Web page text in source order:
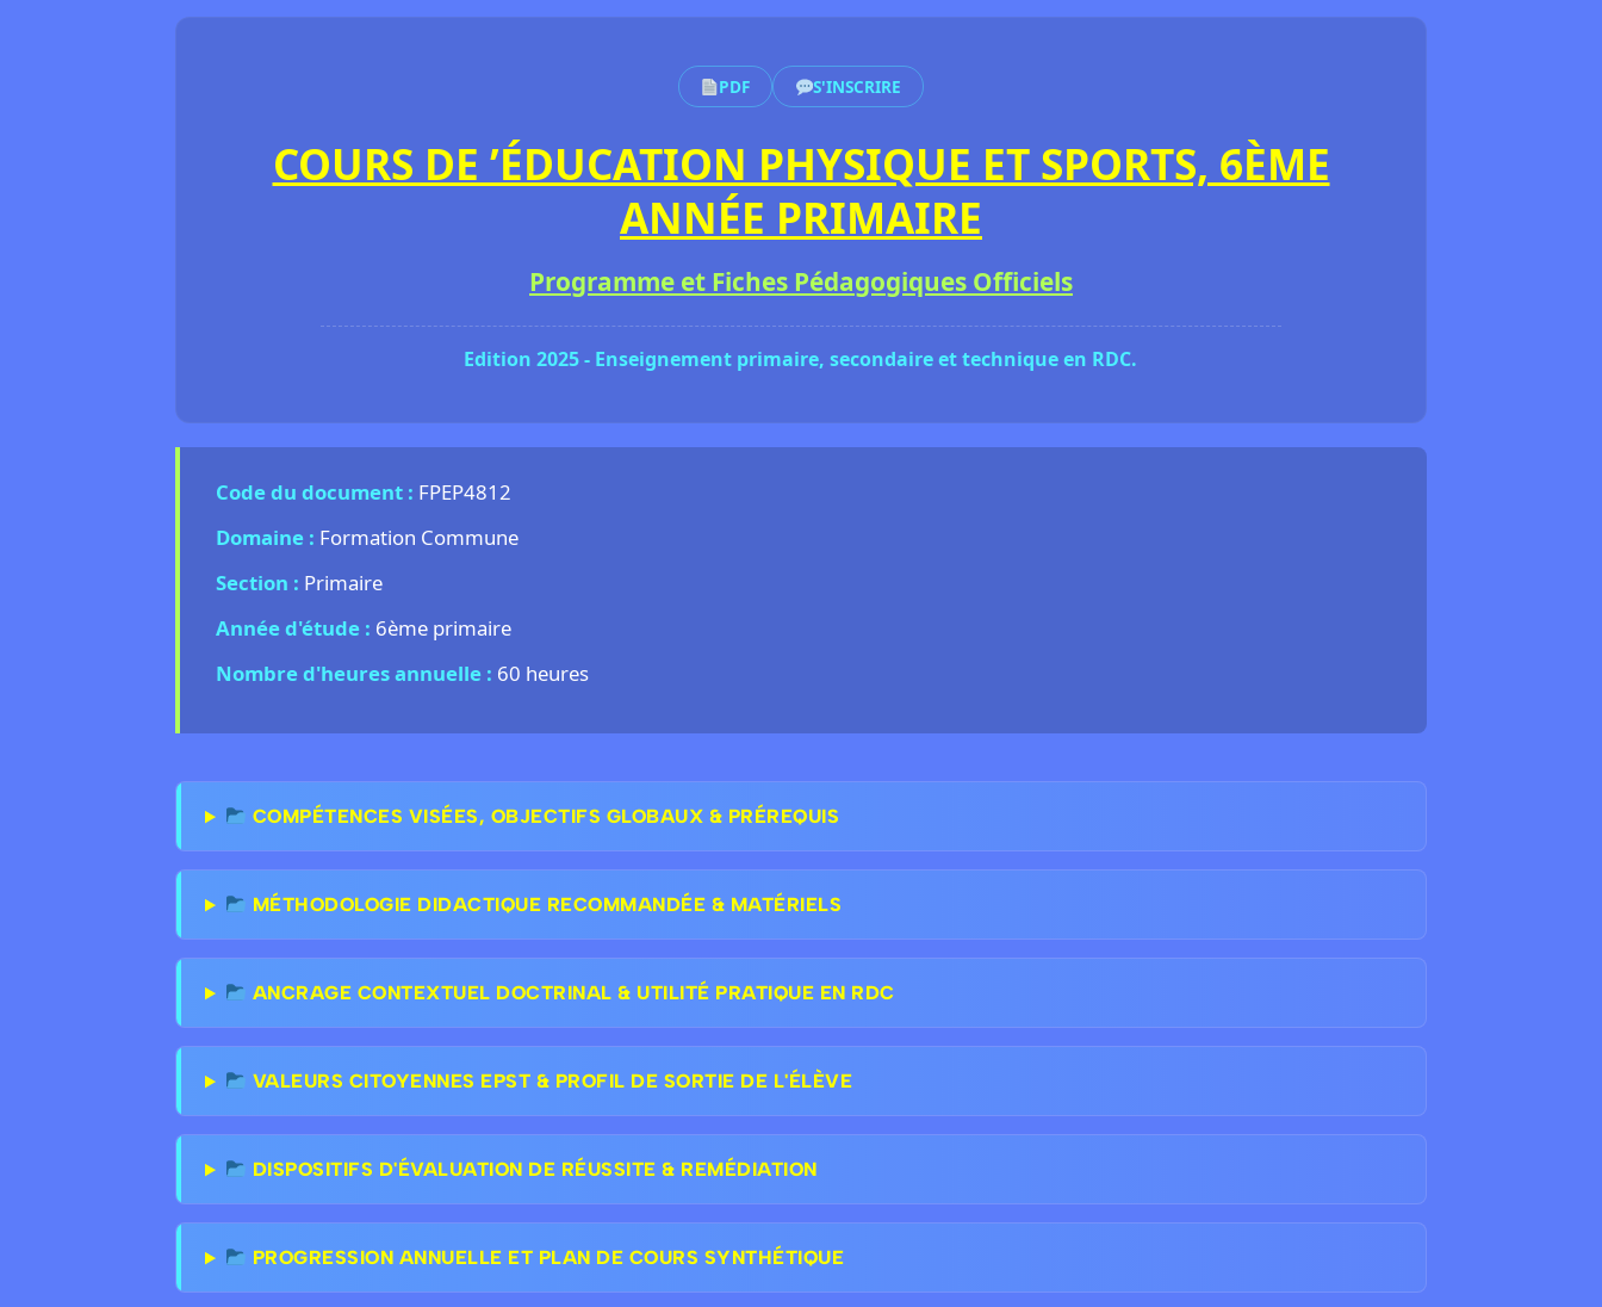
PDF S'INSCRIRE
COURS DE ’ÉDUCATION PHYSIQUE ET SPORTS, 6ÈME
ANNÉE PRIMAIRE
Programme et Fiches Pédagogiques Officiels
Edition 2025 - Enseignement primaire, secondaire et technique en RDC.
Code du document : FPEP4812
Domaine : Formation Commune
Section : Primaire
Année d'étude : 6ème primaire
Nombre d'heures annuelle : 60 heures
COMPÉTENCES VISÉES, OBJECTIFS GLOBAUX & PRÉREQUIS
MÉTHODOLOGIE DIDACTIQUE RECOMMANDÉE & MATÉRIELS
ANCRAGE CONTEXTUEL DOCTRINAL & UTILITÉ PRATIQUE EN RDC
VALEURS CITOYENNES EPST & PROFIL DE SORTIE DE L'ÉLÈVE
DISPOSITIFS D'ÉVALUATION DE RÉUSSITE & REMÉDIATION
PROGRESSION ANNUELLE ET PLAN DE COURS SYNTHÉTIQUE